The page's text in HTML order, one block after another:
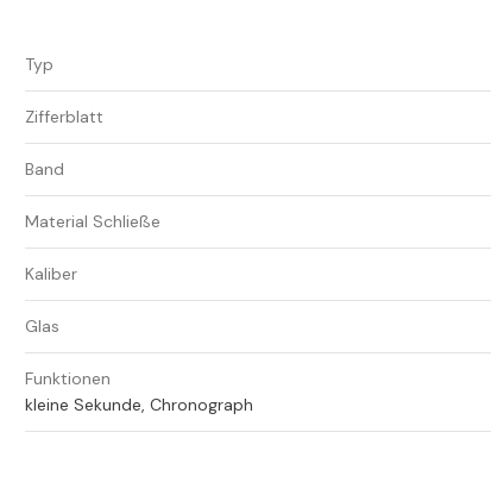
Typ
Zifferblatt
Band
Material Schließe
Kaliber
Glas
Funktionen
kleine Sekunde, Chronograph